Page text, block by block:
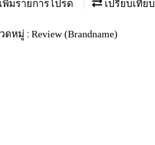
เพิ่มรายการโปรด เปรียบเทียบ
ดหมู่ : Review (Brandname)